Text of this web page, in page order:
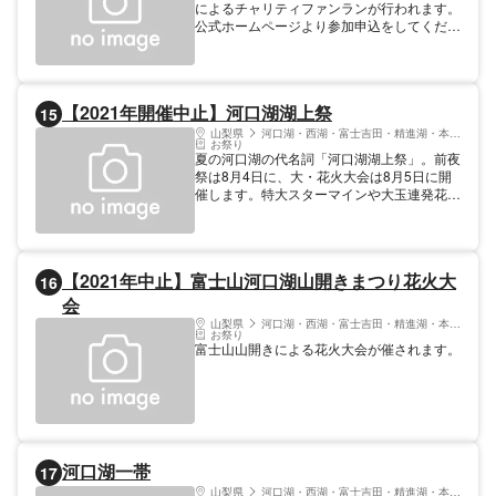
によるチャリティファンランが行われます。
公式ホームページより参加申込をしてくださ
15 【2021年開催中止】河口湖湖上祭
山梨県 河口湖・西湖・富士吉田・精進湖・本栖湖
お祭り
夏の河口湖の代名詞「河口湖湖上祭」。前夜
祭は8月4日に、大・花火大会は8月5日に開
催します。特大スターマインや大玉連発花
16
【2021年中止】富士山河口湖山開きまつり花火大
会
山梨県 河口湖・西湖・富士吉田・精進湖・本栖湖
お祭り
富士山山開きによる花火大会が催されます。
17 河口湖一帯
山梨県 河口湖・西湖・富士吉田・精進湖・本栖湖